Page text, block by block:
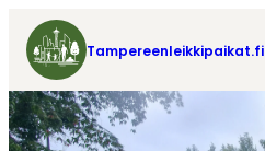
Tampereenleikkipaikat.fi